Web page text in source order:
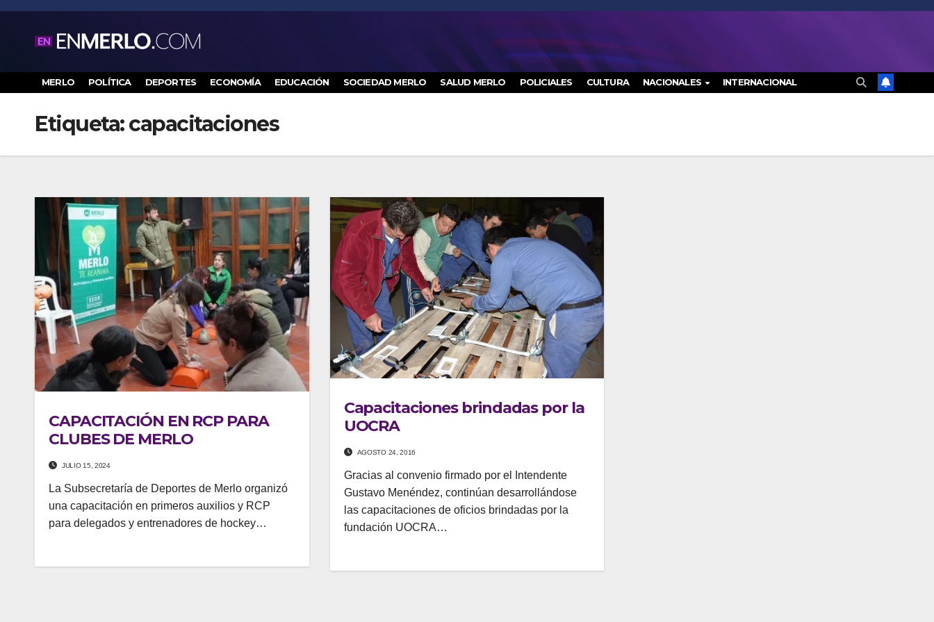
Saltar
contenido
MERLO POLÍTICA DEPORTES ECONOMÍA EDUCACIÓN SOCIEDAD MERLO SALUD MERLO POLICIALES CULTURA NACIONALES INTERNACIONAL
Etiqueta:capacitaciones
CAPACITACIÓN EN RCP PARA
CLUBES DE MERLO
JULIO 15, 2024
La Subsecretaría de Deportes de Merlo organizó
una capacitación en primeros auxilios y RCP
para delegados y entrenadores de hockey…
Capacitaciones brindadas por la
UOCRA
AGOSTO 24, 2016
Gracias al convenio firmado por el Intendente
Gustavo Menéndez, continúan desarrollándose
las capacitaciones de oficios brindadas por la
fundación UOCRA…